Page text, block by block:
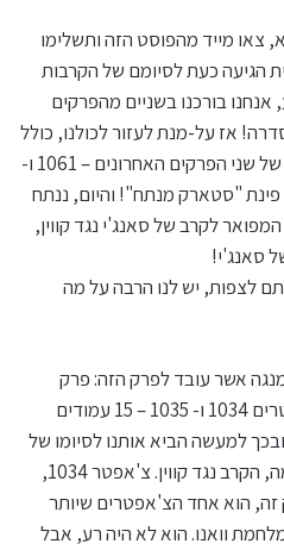
צאו מייד מהפוסט הזה ותשלימו
כעת לסיומם של הקרבות
אנחנו בורכנו בשניים מהפרקים
אז על-מנת לעזור לכולנו, כולל
אותי, לעכל את הטירוף המוחלט של שני הפרקים האחרונים – 1061 ו-
פינת "סטארק מנתח"! והיום, ננתח
לקרב של סאנג'י נגד קווין,
סאנג'י!
לצפות, יש לנו הרבה על מה
אשר עובד לפרק הזה: פרק
1061 עיבד את החלקים מצ'אפטרים 1034 ו- 1035 – 15 עמודים
למעשה הביא אותנו לסיומו של
הקרב המרכזי של סאנג'י במלחמה, הקרב נגד קווין. צ'אפטר 1034,
הוא אחד הצ'אפטרים שיותר
וואנו. הוא לא היה רע, אבל